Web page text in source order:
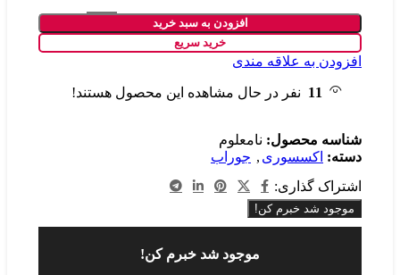
افزودن به سبد خرید
خرید سریع
افزودن به علاقه مندی
11 نفر در حال مشاهده این محصول هستند!
شناسه محصول: نامعلوم
دسته: اکسسوری , جوراب
اشتراک گذاری:
موجود شد خبرم کن!
موجود شد خبرم کن!